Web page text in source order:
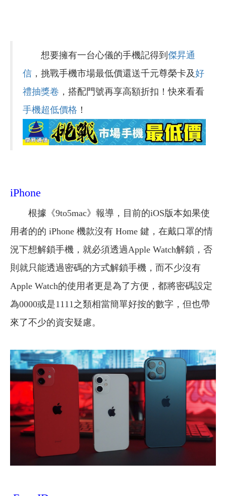
想要擁有一台心儀的手機記得到 傑昇通
信 ，挑戰手機市場最低價還送千元尊榮卡及好
禮抽獎卷 ，搭配門號再享高額折扣！快來看看
手機超低價格 ！
iPhone
根據《9to5mac》報導，目前的iOS版本如果使
用者的的 iPhone 機款沒有 Home 鍵，在戴口罩的情
況下想解鎖手機，就必須透過Apple Watch解鎖，否
則就只能透過密碼的方式解鎖手機，而不少沒有
Apple Watch的使用者更是為了方便，都將密碼設定
為0000或是1111之類相當簡單好按的數字，但也帶
來了不少的資安疑慮。